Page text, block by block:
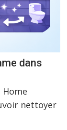
dans
nettoyer